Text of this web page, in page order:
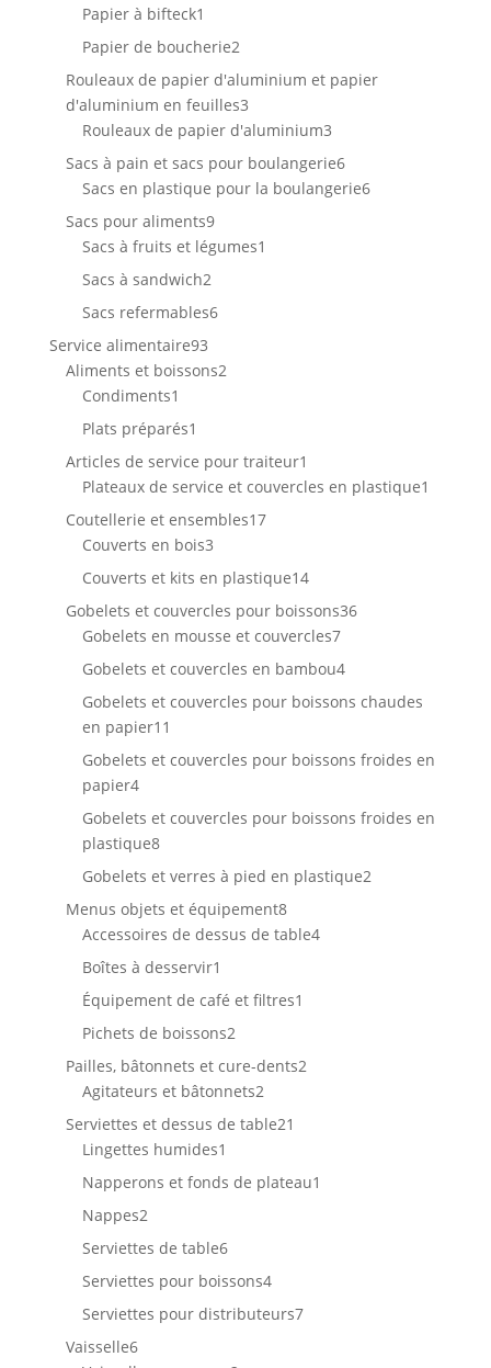
produits
Papier à bifteck1
produit
Papier de boucherie22
produits
Rouleaux de papier d'aluminium et papier
d'aluminium en feuilles33
produits
Rouleaux de papier d'aluminium33
produits
Sacs à pain et sacs pour boulangerie66
produits
Sacs en plastique pour la boulangerie66
Sacs pour aliments99
produits
Sacs à fruits et légumes1
Sacs à sandwich22
produits
Sacs refermables66
Service alimentaire9393
produits
Aliments et boissons22
Condiments1
produit
Plats préparés1
produit
Articles de service pour traiteur1
produit
Plateaux de service et couvercles en plastique1
Coutellerie et ensembles1717
Couverts en bois33
produits
Couverts et kits en plastique1414
produits
Gobelets et couvercles pour boissons3636
Gobelets en mousse et couvercles77
produits
Gobelets et couvercles en bambou44
produits
Gobelets et couvercles pour boissons chaudes
en papier11
produits
Gobelets et couvercles pour boissons froides en
papier44
produits
Gobelets et couvercles pour boissons froides en
plastique88
produits
Gobelets et verres à pied en plastique22
Menus objets et équipement88
produits
Accessoires de dessus de table44
Boîtes à desservir1
produit
Équipement de café et filtres1
Pichets de boissons22
produits
Pailles, bâtonnets et cure-dents22
Agitateurs et bâtonnets22
produits
Serviettes et dessus de table21
Lingettes humides1
produit
Napperons et fonds de plateau1
Nappes22
produits
Serviettes de table66
produits
Serviettes pour boissons44
produits
Serviettes pour distributeurs77
Vaisselle66